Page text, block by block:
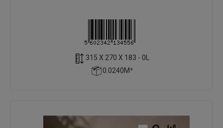
315 X 270 X 183 - 0L
0.0240M³